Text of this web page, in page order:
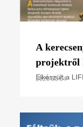
A
projektről
poszter)
Elkészült a
2026.08.04